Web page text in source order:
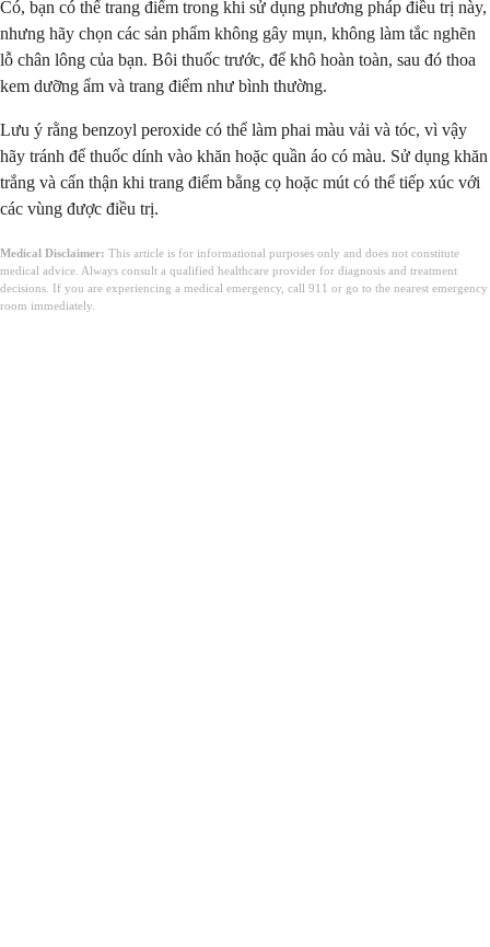
Có, bạn có thể trang điểm trong khi sử dụng phương pháp điều trị này,
nhưng hãy chọn các sản phẩm không gây mụn, không làm tắc nghẽn
lỗ chân lông của bạn. Bôi thuốc trước, để khô hoàn toàn, sau đó thoa
kem dưỡng ẩm và trang điểm như bình thường.
Lưu ý rằng benzoyl peroxide có thể làm phai màu vải và tóc, vì vậy
hãy tránh để thuốc dính vào khăn hoặc quần áo có màu. Sử dụng khăn
trắng và cẩn thận khi trang điểm bằng cọ hoặc mút có thể tiếp xúc với
các vùng được điều trị.
Medical Disclaimer: This article is for informational purposes only and does not constitute
medical advice. Always consult a qualified healthcare provider for diagnosis and treatment
decisions. If you are experiencing a medical emergency, call 911 or go to the nearest emergency
room immediately.